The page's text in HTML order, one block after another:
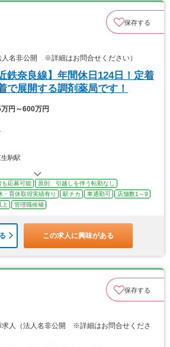
保存する
人名非公開 ※詳細はお問合せください）
鉄奈良線】年間休日124日！定着
で展開する調剤薬局です！
万円～600万円
駒駅
も応募可能
原則、引越しを伴う転勤なし
・育休取得実績有り 駅チカ 車通勤可
店舗数1～9
上 管理職候補
この求人に興味がある
保存する
求人（法人名非公開 ※詳細はお問合せくださ